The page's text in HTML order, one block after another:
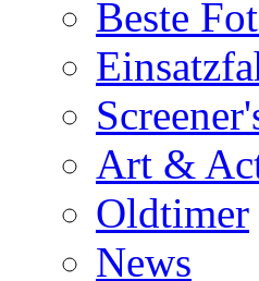
Beste
Art &
Oldtimer
News